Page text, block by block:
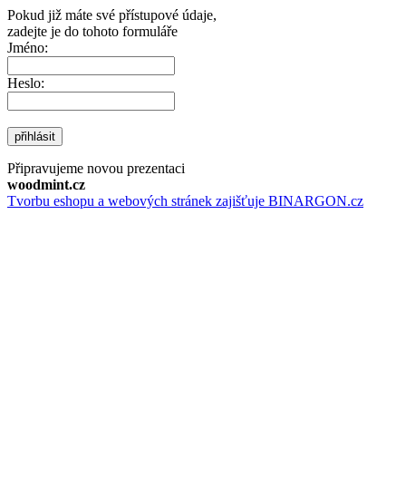
Pokud již máte své přístupové údaje,
zadejte je do tohoto formuláře
Jméno:
Heslo:
přihlásit
Připravujeme novou prezentaci
woodmint.cz
Tvorbu eshopu a webových stránek zajišťuje BINARGON.cz